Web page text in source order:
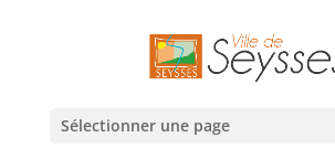
Sélectionner une page